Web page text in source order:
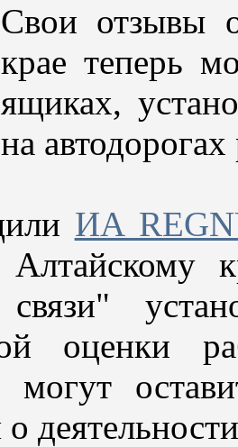
Свои отзывы
крае теперь
ящиках,
на
ИА
связи"
оценки
могут